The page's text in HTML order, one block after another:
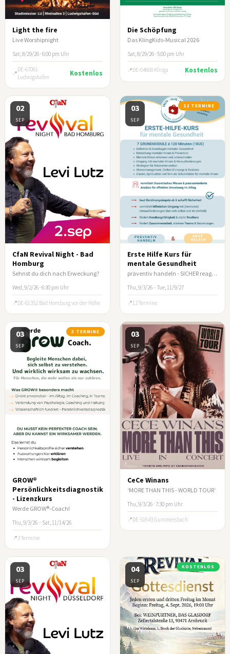
Light the fire
Live Worshipnight
Sat, 8/29/26 · 6:00 pm Uhr
DE-67061
Ludwigshafen
Kostenlos
Die Schöpfung
Das KlingKids-Musical 2026
Sat, 8/29/26 · 5:00 pm Uhr
DE-04668 Klinga Kostenlos
02
SEP
CfaN Revival Night - Bad
Homburg
Sehnst du dich nach Erweckung?
Wed, 9/2/26 · 6:30 pm Uhr
DE-61352 Bad Homburg vor der Höhe
03
SEP
12 TERMINE
Erste Hilfe Kurs für
mentale Gesundheit
präventiv handeln - SICHER reagieren
Thu, 9/3/26 –Tue, 11/9/27
12 Termine
03
SEP
3 TERMINE
GROW®
Persönlichkeitsdiagnostik
- Lizenzkurs
Werde GROW®-Coach!
Thu, 9/3/26 – Sat, 11/14/26
3 Termine
03
SEP
CeCe Winans
‘MORE THAN THIS - WORLD TOUR‘
Thu, 9/3/26 · 7:30 pm Uhr
DE-51643 Gummersbach
03
SEP
04
SEP
KOSTENLOS